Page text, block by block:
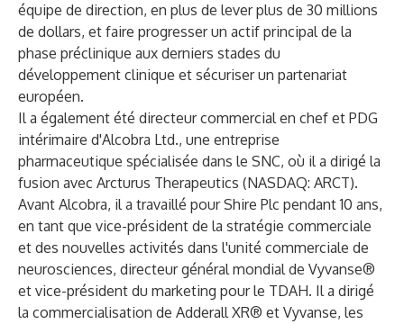
équipe de direction, en plus de lever plus de 30 millions
de dollars, et faire progresser un actif principal de la
phase préclinique aux derniers stades du
développement clinique et sécuriser un partenariat
européen.
Il a également été directeur commercial en chef et PDG
intérimaire d'Alcobra Ltd., une entreprise
pharmaceutique spécialisée dans le SNC, où il a dirigé la
fusion avec Arcturus Therapeutics (NASDAQ: ARCT).
Avant Alcobra, il a travaillé pour Shire Plc pendant 10 ans,
en tant que vice-président de la stratégie commerciale
et des nouvelles activités dans l'unité commerciale de
neurosciences, directeur général mondial de Vyvanse®
et vice-président du marketing pour le TDAH. Il a dirigé
la commercialisation de Adderall XR® et Vyvanse, les